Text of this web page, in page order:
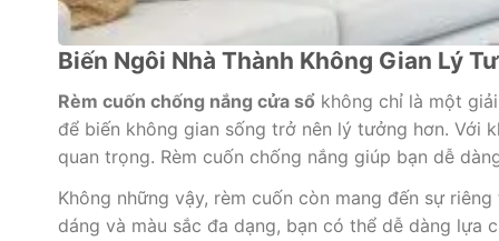
Biến Ngôi Nhà Thành Không Gian Lý
Rèm cuốn chống nắng cửa sổ không chỉ là một
để biến không gian sống trở nên lý tưởng hơn. Với
quan trọng. Rèm cuốn chống nắng giúp bạn dễ
Không những vậy, rèm cuốn còn mang đến sự
dáng và màu sắc đa dạng, bạn có thể dễ dàng lựa